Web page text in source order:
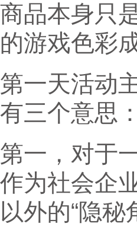
商品本身只
的游戏色彩
第一天活动
有三个意思：
第一，对于
作为社会企
以外的“隐秘